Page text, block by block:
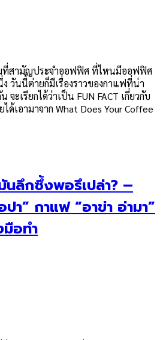
ที่สามัญประจำออฟฟิศ ที่ไหนมีออฟฟิศ
วันนี้ต่ายก็มีเรื่องราวของกาแฟที่น่า
ะเรียกได้ว่าเป็น FUN FACT เกี่ยวกับ
ด้เอามาจาก What Does Your Coffee
นลึกซึ้งพอรึเปล่า? –
” กาแฟ “อาข่า อ่ามา”
มือทำ